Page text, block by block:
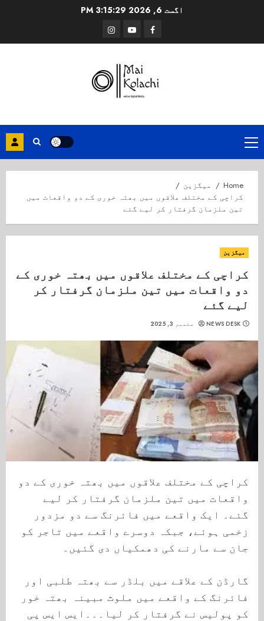
اگست 6, 2026 3:15:29 PM
Facebook
Youtube
Instagram
Primary
Menu
Home
میگزین
کراچی کے مختلف علاقوں میں بھتہ خوری کے دو واقعات میں
تین ملزمان گرفتار کر لیے گئے
میگزین
کراچی کے مختلف علاقوں میں بھتہ خوری کے
دو واقعات میں تین ملزمان گرفتار کر
لیے گئے
NEWS DESK ستمبر 3, 2025
کراچی کے مختلف علاقوں میں بھتہ خوری کے دو
واقعات میں تین ملزمان گرفتار کر لیے
گئے۔ ایک واقعے میں فائرنگ سے دو مزدور
زخمی ہوئے، جبکہ دوسرے واقعے میں تاجر کو
جان سے مارنے کی دھمکیاں دی گئیں۔
گارڈن کے علاقے میں بلڈر سے بھتہ طلبی اور
فائرنگ کے واقعے میں ملوث مبینہ بھتہ خور
کو پولیس نے گرفتار کر لیا۔۔۔ایس ایس پی